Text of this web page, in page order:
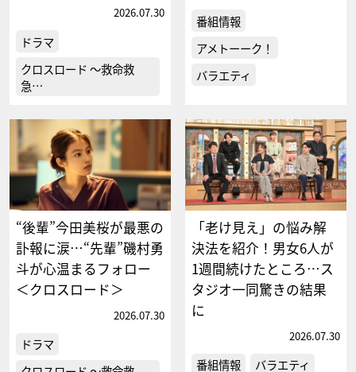
2026.07.30
ドラマ
クロスロード ～救命救
急…
番組情報
アメトーーク！
バラエティ
“後輩”今田美桜が最悪の
訃報に涙…“先輩”磯村勇
斗が心温まるフォロー
＜クロスロード＞
2026.07.30
ドラマ
「老け見え」の悩み解
決法を紹介！男女6人が
1週間続けたところ…ス
タジオ一同驚きの結果
に
2026.07.30
番組情報 バラエティ